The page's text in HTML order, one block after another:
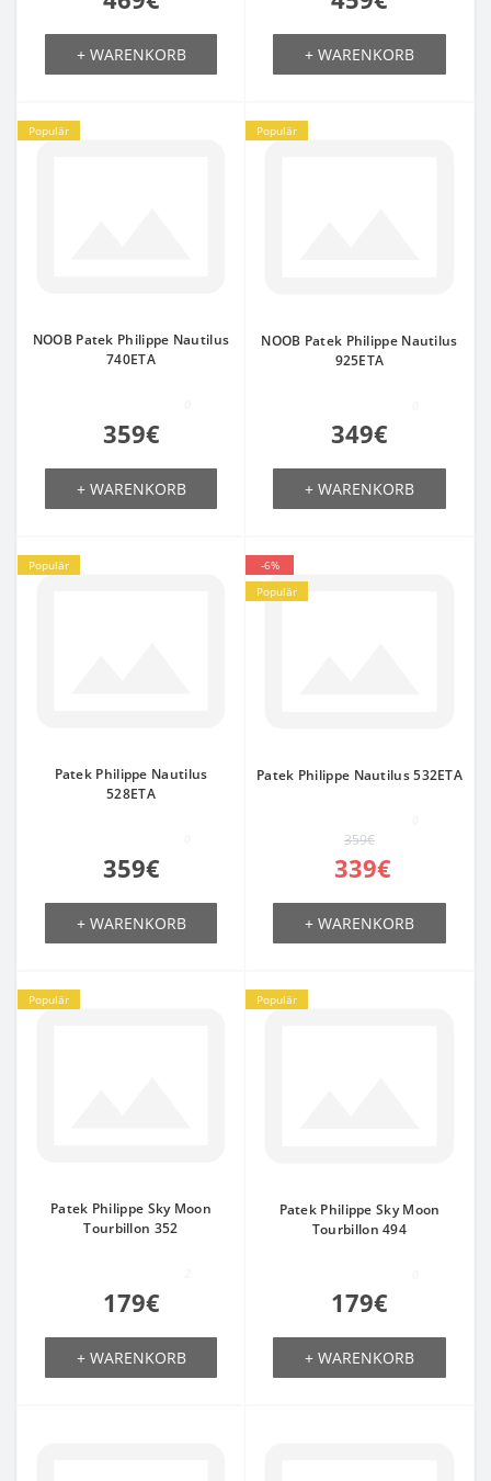
+ WARENKORB + WARENKORB
Populär
NOOB Patek Philippe Nautilus
740ETA
359€
+ WARENKORB
Populär
NOOB Patek Philippe Nautilus
925ETA
349€
+ WARENKORB
Populär
Patek Philippe Nautilus
528ETA
359€
+ WARENKORB
-6%
Populär
Patek Philippe Nautilus 532ETA
359€
339€
+ WARENKORB
Populär
Patek Philippe Sky Moon
Tourbillon 352
179€
+ WARENKORB
Populär
Patek Philippe Sky Moon
Tourbillon 494
179€
+ WARENKORB